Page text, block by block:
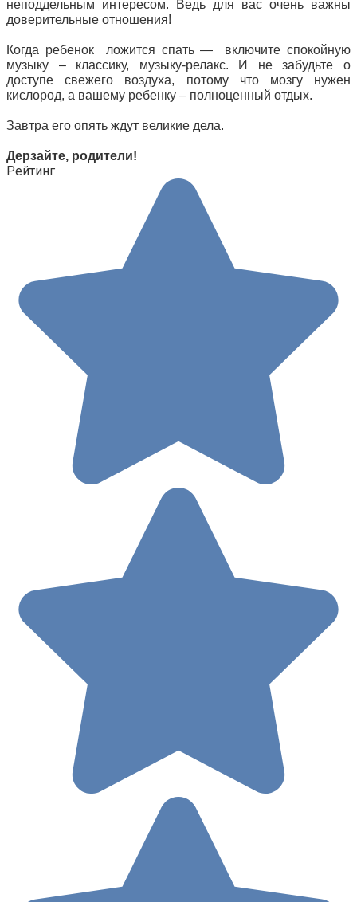
неподдельным интересом. Ведь для вас очень важны
доверительные отношения!
Когда ребенок ложится спать — включите спокойную
музыку – классику, музыку-релакс. И не забудьте о
доступе свежего воздуха, потому что мозгу нужен
кислород, а вашему ребенку – полноценный отдых.
Завтра его опять ждут великие дела.
Дерзайте, родители!
Рейтинг